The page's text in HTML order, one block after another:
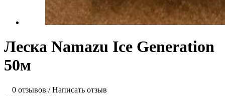
Леска Namazu Ice Generation
50м
0 отзывов /Написать отзыв